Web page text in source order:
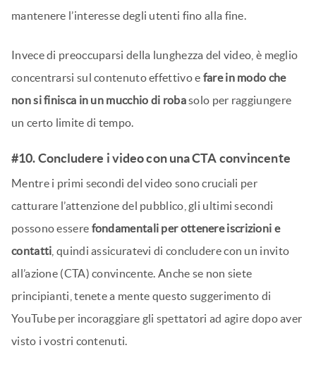
mantenere l’interesse degli utenti fino alla fine.
Invece di preoccuparsi della lunghezza del video, è meglio
concentrarsi sul contenuto effettivo e fare in modo che
non si finisca in un mucchio di robasolo per raggiungere
un certo limite di tempo.
#10. Concludere i video con una CTA convincente
Mentre i primi secondi del video sono cruciali per
catturare l’attenzione del pubblico, gli ultimi secondi
possono essere fondamentali per ottenere iscrizioni e
contatti , quindi assicuratevi di concludere con un invito
all’azione (CTA) convincente. Anche se non siete
principianti, tenete a mente questo suggerimento di
YouTube per incoraggiare gli spettatori ad agire dopo aver
visto i vostri contenuti.